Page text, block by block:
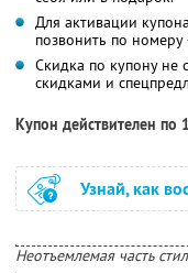
Для активации
позвонить по
Скидка по купону не
скидками и
Купон действителен по
Узнай, как
Неотъемлемая часть